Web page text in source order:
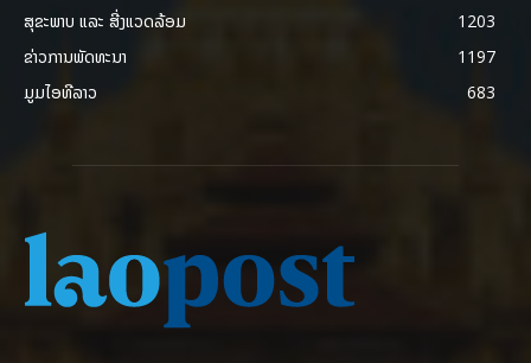
ສຸຂະພາບ ແລະ ສີ່ງແວດລ້ອມ
1203
ຂ່າວການພັດທະນາ
1197
ມູມໄອທີລາວ
683